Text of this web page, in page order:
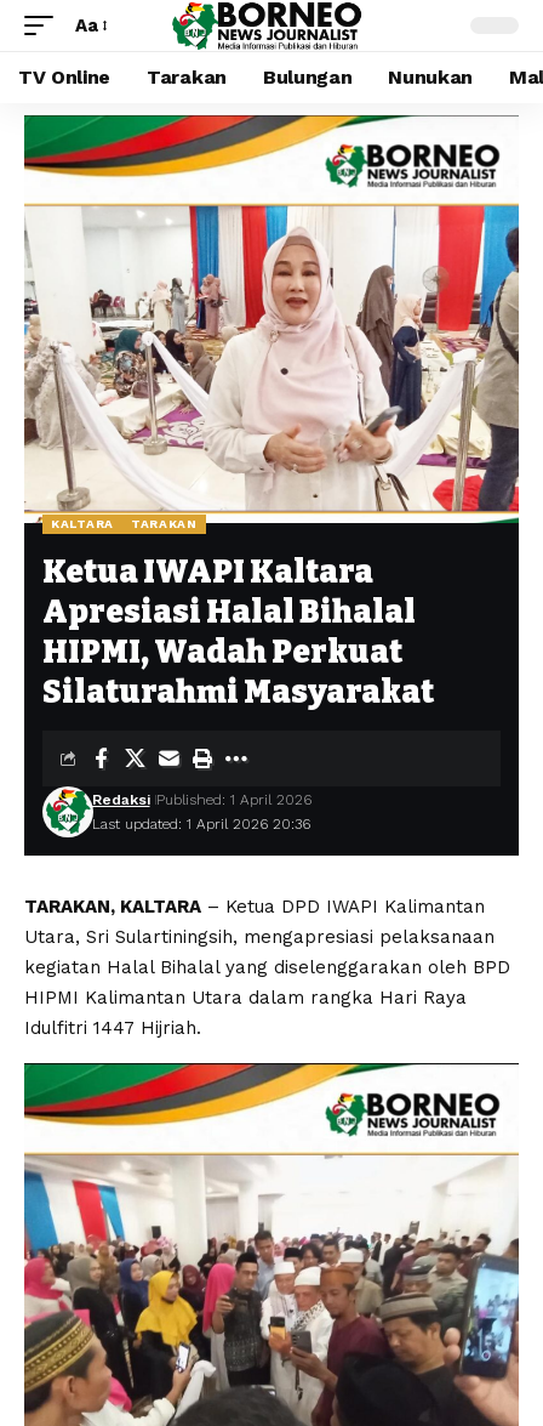
Aa
TV Online Tarakan Bulungan Nunukan
KALTARA TARAKAN
Ketua IWAPI Kaltara
Apresiasi Halal Bihalal
HIPMI, Wadah Perkuat
Silaturahmi Masyarakat
Last updated: 1 April 2026 20:36
Redaksi Published: 1 April 2026
TARAKAN, KALTARA – Ketua DPD IWAPI Kalimantan
Utara, Sri Sulartiningsih, mengapresiasi pelaksanaan
kegiatan Halal Bihalal yang diselenggarakan oleh BPD
HIPMI Kalimantan Utara dalam rangka Hari Raya
Idulfitri 1447 Hijriah.